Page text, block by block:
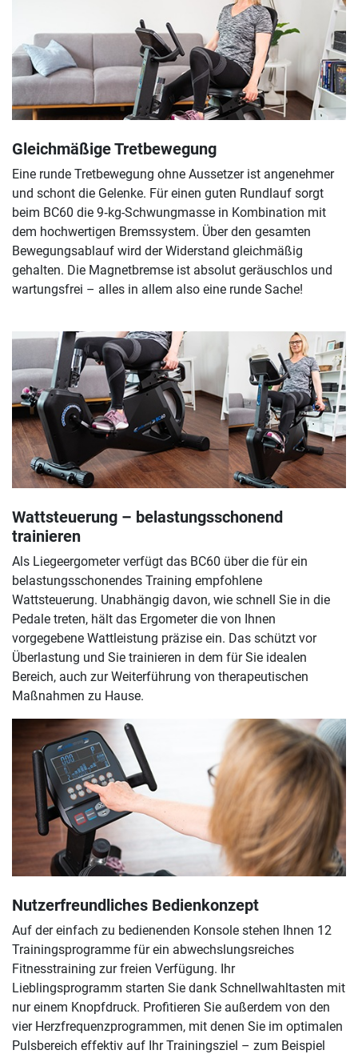
Gleichmäßige Tretbewegung
Eine runde Tretbewegung ohne Aussetzer ist angenehmer
und schont die Gelenke. Für einen guten Rundlauf sorgt
beim BC60 die 9‑kg-Schwungmasse in Kombination mit
dem hochwertigen Bremssystem. Über den gesamten
Bewegungsablauf wird der Widerstand gleichmäßig
gehalten. Die Magnetbremse ist absolut geräuschlos und
wartungsfrei – alles in allem also eine runde Sache!
Wattsteuerung – belastungsschonend
trainieren
Als Liegeergometer verfügt das BC60 über die für ein
belastungsschonendes Training empfohlene
Wattsteuerung. Unabhängig davon, wie schnell Sie in die
Pedale treten, hält das Ergometer die von Ihnen
vorgegebene Wattleistung präzise ein. Das schützt vor
Überlastung und Sie trainieren in dem für Sie idealen
Bereich, auch zur Weiterführung von therapeutischen
Maßnahmen zu Hause.
Nutzerfreundliches Bedienkonzept
Auf der einfach zu bedienenden Konsole stehen Ihnen 12
Trainingsprogramme für ein abwechslungsreiches
Fitnesstraining zur freien Verfügung. Ihr
Lieblingsprogramm starten Sie dank Schnellwahltasten mit
nur einem Knopfdruck. Profitieren Sie außerdem von den
vier Herzfrequenzprogrammen, mit denen Sie im optimalen
Pulsbereich effektiv auf Ihr Trainingsziel – zum Beispiel